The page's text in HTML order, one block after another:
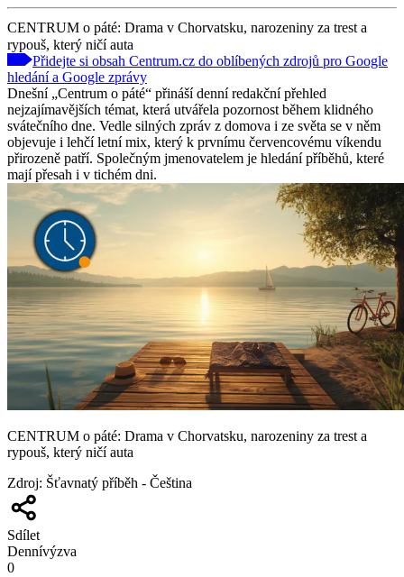
CENTRUM o páté: Drama v Chorvatsku, narozeniny za trest a
rypouš, který ničí auta
Přidejte si obsah Centrum.cz do oblíbených zdrojů pro Google
hledání a Google zprávy
Dnešní „Centrum o páté“ přináší denní redakční přehled
nejzajímavějších témat, která utvářela pozornost během klidného
svátečního dne. Vedle silných zpráv z domova i ze světa se v něm
objevuje i lehčí letní mix, který k prvnímu červencovému víkendu
přirozeně patří. Společným jmenovatelem je hledání příběhů, které
mají přesah i v tichém dni.
CENTRUM o páté: Drama v Chorvatsku, narozeniny za trest a
rypouš, který ničí auta
Zdroj: Šťavnatý příběh - Čeština
Sdílet
Dennívýzva
0